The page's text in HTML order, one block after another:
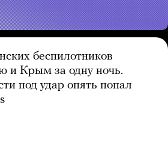
беспилотников
и Крым за одну ночь.
под удар опять попал